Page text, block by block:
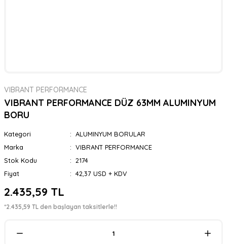
VIBRANT PERFORMANCE
VIBRANT PERFORMANCE DÜZ 63MM ALUMINYUM
BORU
Kategori
ALUMINYUM BORULAR
Marka
VIBRANT PERFORMANCE
Stok Kodu
2174
Fiyat
42,37 USD + KDV
2.435,59 TL
*2.435,59 TL den başlayan taksitlerle!!